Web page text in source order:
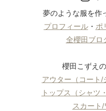
夢のような服を作
プロフィール・ ポ
全櫻田ブロ
櫻田こずえ
アウター（コート/
トップス（シャツ
スカート/